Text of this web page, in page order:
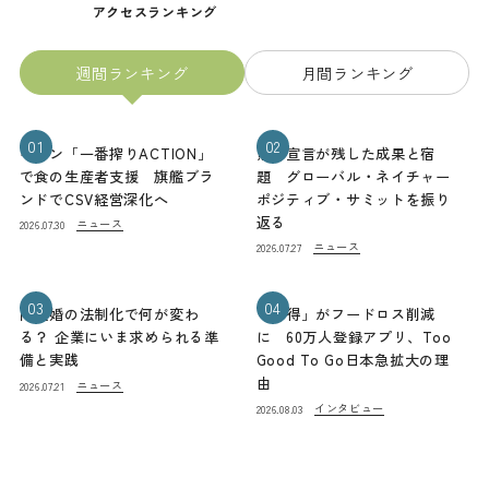
アクセスランキング
週間ランキング 月間ランキング
01
キリン「一番搾りACTION」
で食の生産者支援 旗艦ブラ
ンドでCSV経営深化へ
2026.07.30 ニュース
02
熊本宣言が残した成果と宿
題 グローバル・ネイチャー
ポジティブ・サミットを振り
返る
2026.07.27 ニュース
03
同性婚の法制化で何が変わ
る？ 企業にいま求められる準
備と実践
2026.07.21 ニュース
04
「お得」がフードロス削減
に 60万人登録アプリ、Too
Good To Go日本急拡大の理
由
2026.08.03 インタビュー